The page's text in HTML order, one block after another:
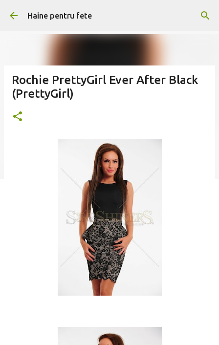
Treceți la conținutul principal
Haine pentru fete
Rochie PrettyGirl Ever After Black
(PrettyGirl)